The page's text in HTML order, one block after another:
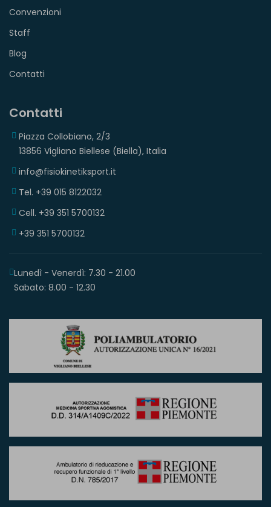
Convenzioni
Staff
Blog
Contatti
Contatti
Piazza Collobiano, 2/3
13856 Vigliano Biellese (Biella), Italia
info@fisiokinetiksport.it
Tel. +39 015 8122032
Cell. +39 351 5700132
+39 351 5700132
Lunedì - Venerdì: 7.30 - 21.00
Sabato: 8.00 - 12.30